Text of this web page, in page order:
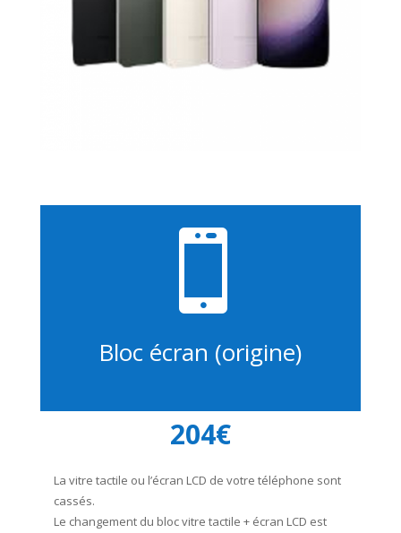

Bloc écran (origine)
204€
La vitre tactile ou l’écran LCD de votre téléphone sont
cassés.
Le changement du bloc vitre tactile + écran LCD est